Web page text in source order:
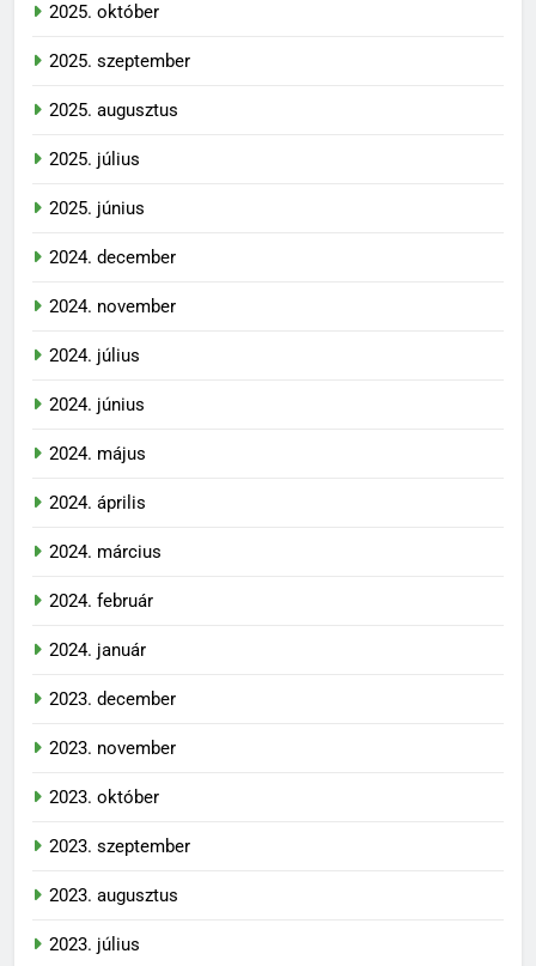
2025. október
2025. szeptember
2025. augusztus
2025. július
2025. június
2024. december
2024. november
2024. július
2024. június
2024. május
2024. április
2024. március
2024. február
2024. január
2023. december
2023. november
2023. október
2023. szeptember
2023. augusztus
2023. július